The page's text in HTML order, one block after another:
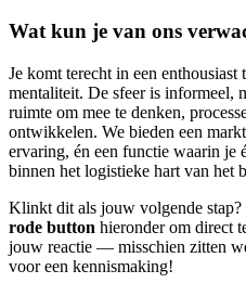
Wat kun je van ons
Je komt terecht in een enthousiast
mentaliteit. De sfeer is informeel,
ruimte om mee te denken,
ontwikkelen. We bieden een
ervaring, én een functie waarin je
binnen het logistieke hart van het
Klinkt dit als jouw volgende
rode button hieronder om direct
jouw reactie — misschien zitten
voor een kennismaking!